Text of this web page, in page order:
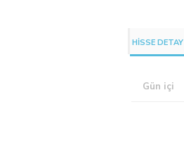
HİSSE DETAY
Gün içi